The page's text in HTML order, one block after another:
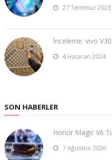
27 Temmuz 2023
İnceleme: vivo
4 Haziran 2024
SON HABERLER
Honor Magic V6
7 Ağustos 2026